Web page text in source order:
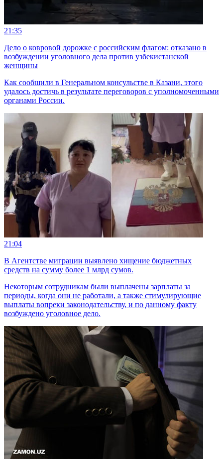
21:35
Дело о ковровой дорожке с российским флагом: отказано в
возбуждении уголовного дела против узбекистанской
женщины
Как сообщили в Генеральном консульстве в Казани, этого
удалось достичь в результате переговоров с уполномоченными
органами России.
21:04
В Агентстве миграции выявлено хищение бюджетных
средств на сумму более 1 млрд сумов.
Некоторым сотрудникам были выплачены зарплаты за
периоды, когда они не работали, а также стимулирующие
выплаты вопреки законодательству, и по данному факту
возбуждено уголовное дело.